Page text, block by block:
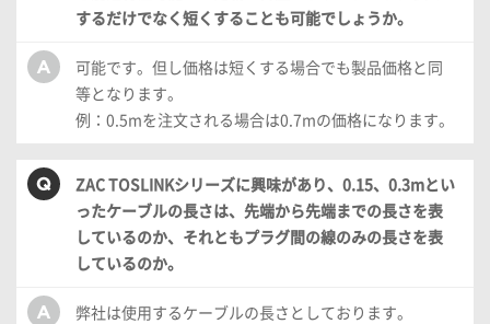
a
するだけでなく短くすることも可能でしょうか。
可能です。但し価格は短くする場合でも製品価格と同
等となります。
例：0.5mを注文される場合は0.7mの価格になります。
ZAC TOSLINKシリーズに興味があり、0.15、0.3mとい
ったケーブルの長さは、先端から先端までの長さを表
しているのか、それともプラグ間の線のみの長さを表
しているのか。
弊社は使用するケーブルの長さとしております。